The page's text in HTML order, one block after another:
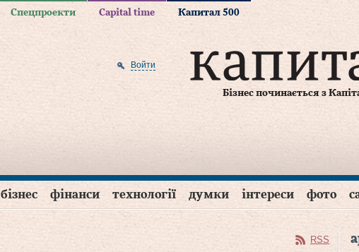
Спецпроекти Capital time Капитал 500
Бізнес починається з
Войти
бізнес фінанси технології думки інтереси фото
RSS